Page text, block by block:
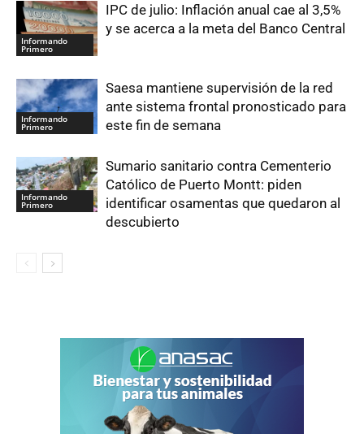
Informando
Primero
IPC de julio: Inflación anual cae al 3,5%
y se acerca a la meta del Banco Central
Informando
Primero
Saesa mantiene supervisión de la red
ante sistema frontal pronosticado para
este fin de semana
Informando
Primero
Sumario sanitario contra Cementerio
Católico de Puerto Montt: piden
identificar osamentas que quedaron al
descubierto